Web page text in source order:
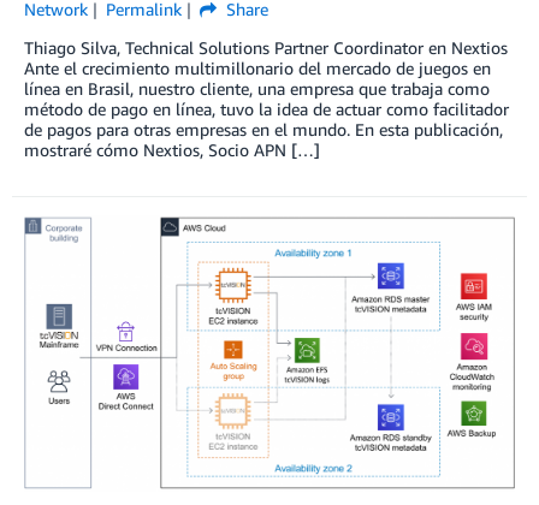
Network
Permalink
Share
Thiago Silva, Technical Solutions Partner Coordinator en Nextios
Ante el crecimiento multimillonario del mercado de juegos en
línea en Brasil, nuestro cliente, una empresa que trabaja como
método de pago en línea, tuvo la idea de actuar como facilitador
de pagos para otras empresas en el mundo. En esta publicación,
mostraré cómo Nextios, Socio APN […]